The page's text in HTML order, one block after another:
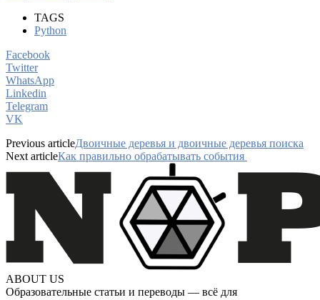
TAGS
Python
Facebook
Twitter
WhatsApp
Linkedin
Telegram
VK
Previous articleДвоичные деревья и двоичные деревья поиска
Next articleКак правильно обрабатывать события
ABOUT US
Образовательные статьи и переводы — всё для